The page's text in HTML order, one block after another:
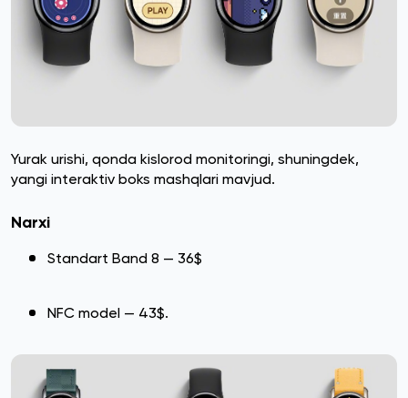
Yurak urishi, qonda kislorod monitoringi, shuningdek,
yangi interaktiv boks mashqlari mavjud.
Narxi
Standart Band 8 — 36$
NFC model — 43$.